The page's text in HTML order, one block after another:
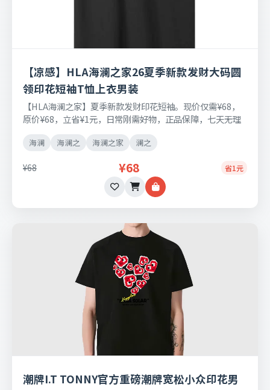
【凉感】HLA海澜之家26夏季新款发财大码圆
领印花短袖T恤上衣男装
【HLA海澜之家】夏季新款发财印花短袖。现价仅需¥68，
原价¥68，立省¥1元，日常刚需好物，正品保障，七天无理
海澜 海澜之 海澜之家 澜之
¥68 ¥68 省1元
潮牌I.T TONNY官方重磅潮牌宽松小众印花男